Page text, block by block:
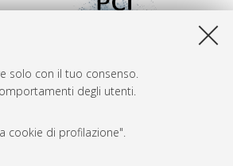
solo con il tuo consenso.
degli utenti.
cookie di profilazione".